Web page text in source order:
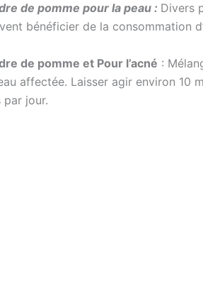
de pomme pour la peau : Divers
bénéficier de la consommation
de pomme et Pour l’acné :
affectée. Laisser agir environ 10
par jour.